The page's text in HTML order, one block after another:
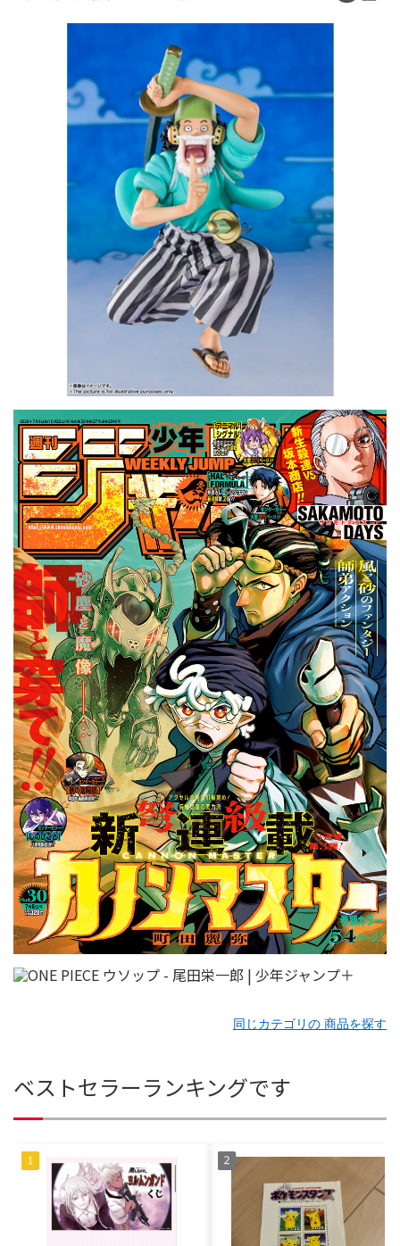
同じカテゴリの 商品を探す
ベストセラーランキングです